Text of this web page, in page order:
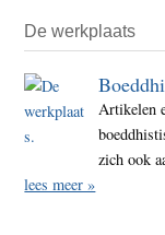
De werkplaats
Artikelen
zich ook
lees meer »